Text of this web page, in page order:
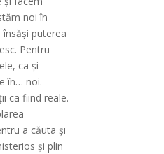
noi în
puterea
Pentru
ca şi
în… noi.
ca fiind reale.
a căuta şi
şi plin